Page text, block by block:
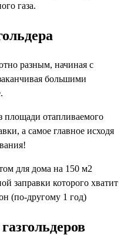
газа.
разным, начиная с
большими
площади отапливаемого
а самое главное исходя
для дома на 150 м2
заправки которого хватит
(по-другому 1 год)